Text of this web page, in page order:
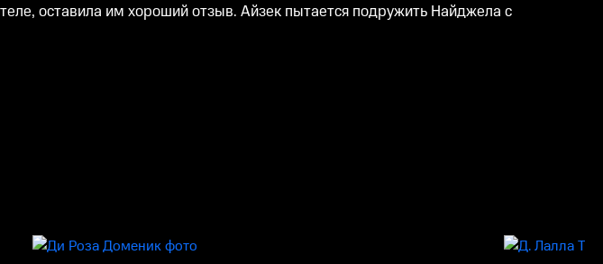
оставила им хороший отзыв. Айзек пытается подружить Найджела с